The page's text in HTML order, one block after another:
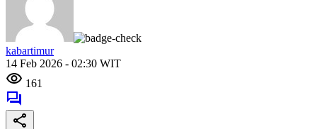
kabartimur
14 Feb 2026 - 02:30 WIT
161